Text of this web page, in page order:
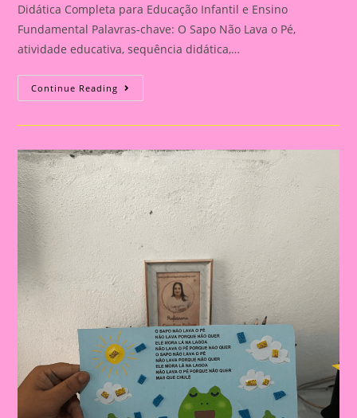
Didática Completa para Educação Infantil e Ensino
Fundamental Palavras-chave: O Sapo Não Lava o Pé,
atividade educativa, sequência didática,…
Continue Reading Música
Na
Sequências
“O
Sapo
Não
Lava
O
Pé”
Para
Todas
As
Séries|Atividade
Educativa
Com
A
Música
“O
Sapo
Não
Lava
O
Pé”
Mais
Sequência
Didática